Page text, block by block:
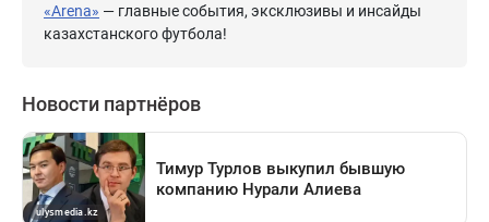
«Arena» — главные события, эксклюзивы и инсайды
казахстанского футбола!